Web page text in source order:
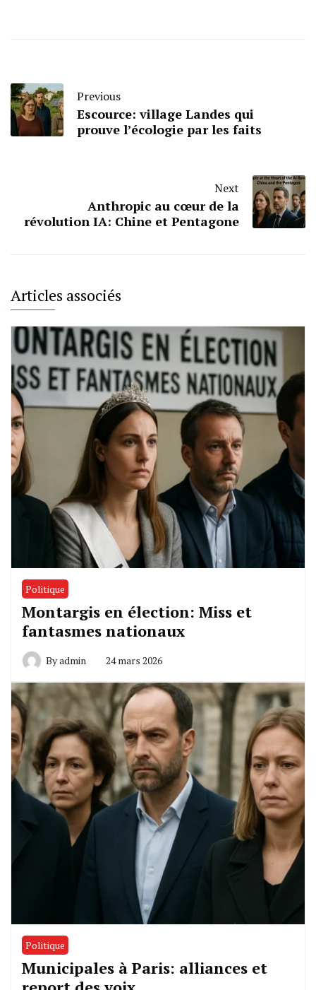
Previous
Escource: village Landes qui
prouve l’écologie par les faits
Next
Anthropic au cœur de la
révolution IA: Chine et Pentagone
Articles associés
Politique
Montargis en élection: Miss et
fantasmes nationaux
Byadmin 24 mars 2026
Politique
Municipales à Paris: alliances et